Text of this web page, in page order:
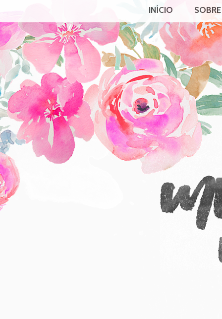
INÍCIO SOBRE